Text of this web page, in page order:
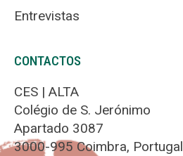
Entrevistas
CONTACTOS
CES | ALTA
Colégio de S. Jerónimo
Apartado 3087
3000-995 Coimbra, Portugal